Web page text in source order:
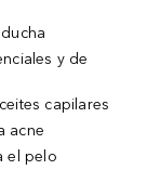
y de
capilares
acne
el pelo